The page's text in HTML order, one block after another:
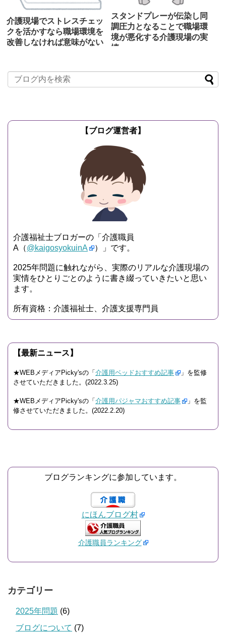
介護現場でストレスチェッ
クを活かすなら職場環境を
改善しなければ意味がない
2015年12月より50人以上の従業員がい
る職場で「ストレスチェック制度」が導
入され、ストレスチェックの実施が義務
スタンドプレーが伝染し同
調圧力となることで職場環
境が悪化する介護現場の実
情
同調圧力とは、職場などにおいて少数意
見を排除しようとしたり、多数意見に無
【ブログ運営者】
介護福祉士ブロガーの「介護職員
A（@kaigosyokuinA ）」です。
2025年問題に触れながら、実際のリアルな介護現場の
実情をひとりごとのように書き綴っていきたいと思い
ます。
所有資格：介護福祉士、介護支援専門員
【最新ニュース】
★WEBメディアPicky'sの「 介護用ベッドおすすめ記事
」を監修
させていただきました。(2022.3.25)
★WEBメディアPicky'sの「 介護用パジャマおすすめ記事
」を監
修させていただきました。(2022.2.20)
ブログランキングに参加しています。
にほんブログ村
介護職員ランキング
カテゴリー
2025年問題 (6)
ブログについて (7)